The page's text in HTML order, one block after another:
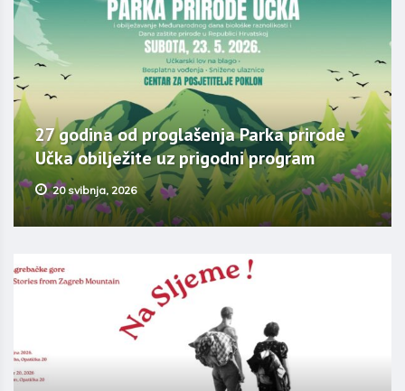
27 godina od proglašenja Parka prirode
Učka obilježite uz prigodni program
20 svibnja, 2026